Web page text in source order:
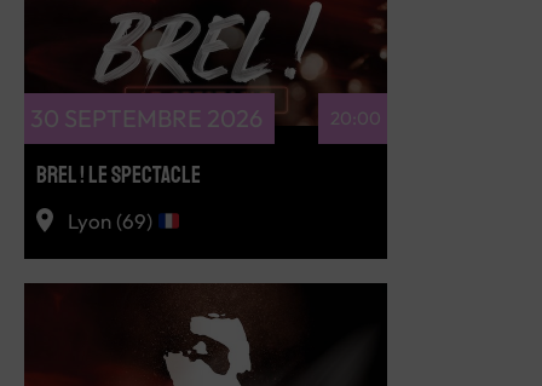
30 SEPTEMBRE 2026 20:00
BREL ! LE SPECTACLE
Lyon (69)